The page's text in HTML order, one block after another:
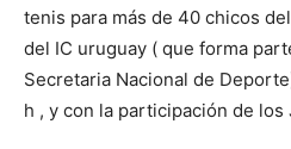
tenis para más de 40 chicos
del IC uruguay ( que forma
Secretaria Nacional de
h , y con la participación de